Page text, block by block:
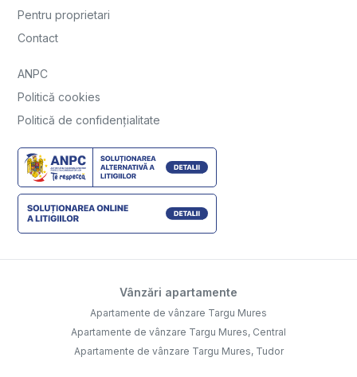
Pentru proprietari
Contact
ANPC
Politică cookies
Politică de confidențialitate
Vânzări apartamente
Apartamente de vânzare Targu Mures
Apartamente de vânzare Targu Mures, Central
Apartamente de vânzare Targu Mures, Tudor